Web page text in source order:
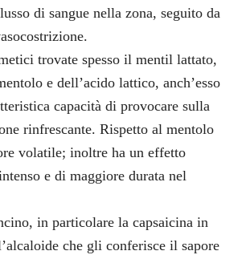
di sangue nella zona, seguito da
trovate spesso il mentil lattato,
e dell’acido lattico, anch’esso
capacità di provocare sulla
rinfrescante. Rispetto al mentolo
volatile; inoltre ha un effetto
e di maggiore durata nel
in particolare la capsaicina in
che gli conferisce il sapore